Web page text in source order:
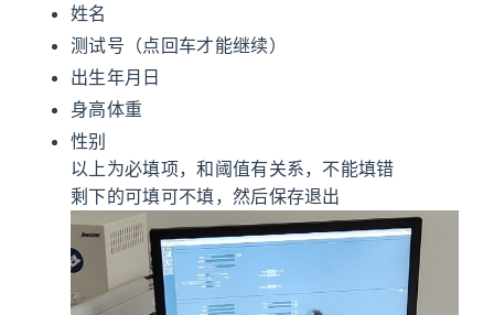
姓名
测试号（点回车才能继续）
出生年月日
身高体重
性别
以上为必填项，和阈值有关系，不能填错
剩下的可填可不填，然后保存退出